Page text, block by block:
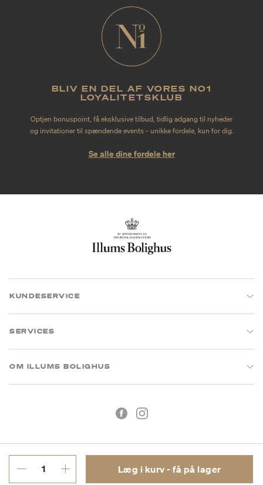
Læg i kurv - få på lager
BLIV EN DEL AF VORES NO1
LOYALITETSKLUB
Optjen bonuspoint, få eksklusive tilbud, tidlig adgang til nyheder
og invitationer til spændende events - unikke fordele, kun for dig.
Se alle dine fordele her
KUNDESERVICE
SERVICES
OM ILLUMS BOLIGHUS